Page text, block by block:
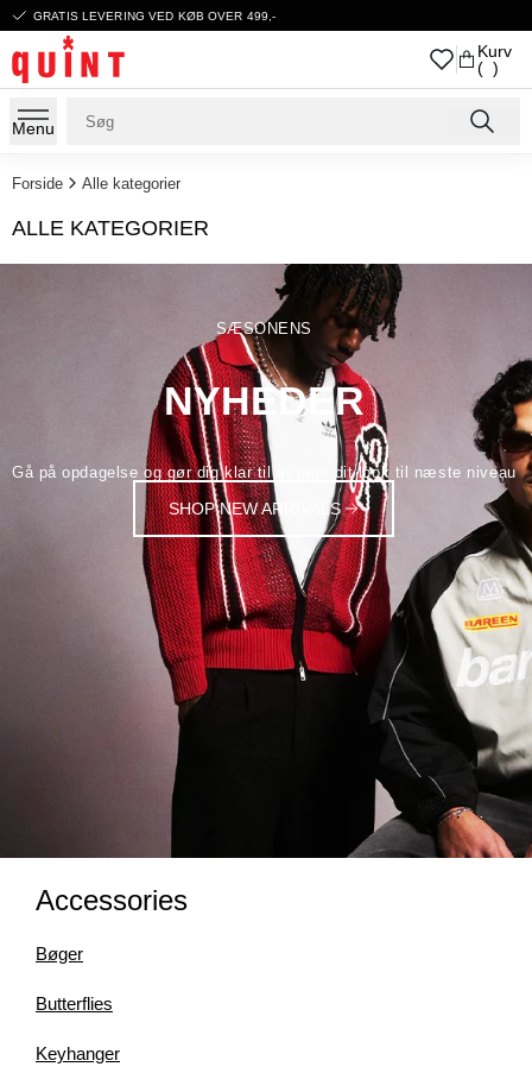
GRATIS LEVERING VED KØB OVER 499,-
Kurv
( )
Menu
Forside Alle kategorier
ALLE KATEGORIER
SÆSONENS
NYHEDER
Gå på opdagelse og gør dig klar til at tage dit look til næste niveau
SHOP NEW ARRIVALS
Accessories
Bøger
Butterflies
Keyhanger